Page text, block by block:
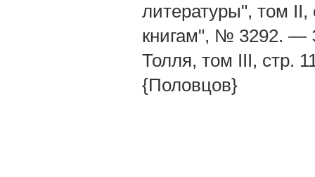
литературы", том
книгам", № 3292. —
Толля, том III, стр.
{Половцов}